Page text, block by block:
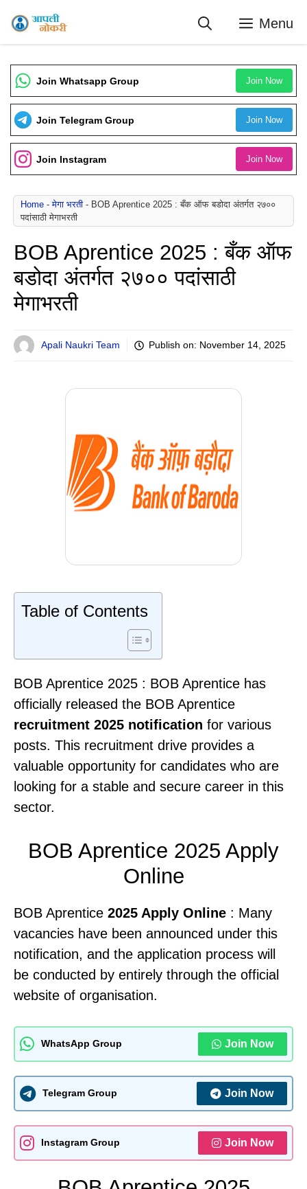
Skip
Menu
Join Whatsapp Group Join Now
Join Telegram Group Join Now
Join Instagram Join Now
Home -मेगा भरती - BOB Aprentice 2025 : बँक ऑफ बडोदा अंतर्गत २७००
पदांसाठी मेगाभरती
BOB Aprentice 2025 : बँक ऑफ
बडोदा अंतर्गत २७०० पदांसाठी
मेगाभरती
Apali Naukri Team Publish on: November 14, 2025
Table of Contents
BOB Aprentice 2025 : BOB Aprentice has
officially released the BOB Aprentice
recruitment 2025 notification for various
posts. This recruitment drive provides a
valuable opportunity for candidates who are
looking for a stable and secure career in this
sector.
BOB Aprentice 2025 Apply
Online
BOB Aprentice 2025 Apply Online : Many
vacancies have been announced under this
notification, and the application process will
be conducted by entirely through the official
website of organisation.
WhatsApp Group Join Now
Telegram Group Join Now
Instagram Group Join Now